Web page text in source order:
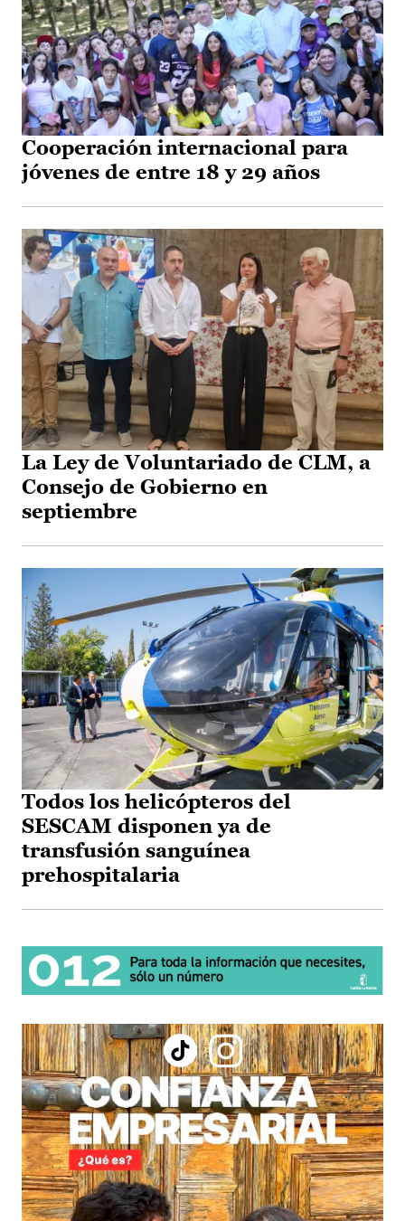
Cooperación internacional para
jóvenes de entre 18 y 29 años
La Ley de Voluntariado de CLM, a
Consejo de Gobierno en
septiembre
Todos los helicópteros del
SESCAM disponen ya de
transfusión sanguínea
prehospitalaria